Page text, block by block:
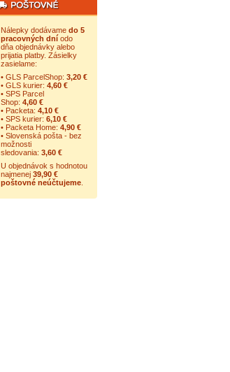
Nálepky dodávame do 5
pracovných dníodo
dňa objednávky alebo
prijatia platby. Zásielky
zasielame:
• GLS ParcelShop: 3,20 €
• GLS kurier: 4,60 €
• SPS Parcel
Shop: 4,60 €
• Packeta: 4,10 €
• SPS kurier: 6,10 €
• Packeta Home: 4,90 €
• Slovenská pošta - bez
možnosti
sledovania: 3,60 €
U objednávok s hodnotou
najmenej 39,90 €
poštovné neúčtujeme.